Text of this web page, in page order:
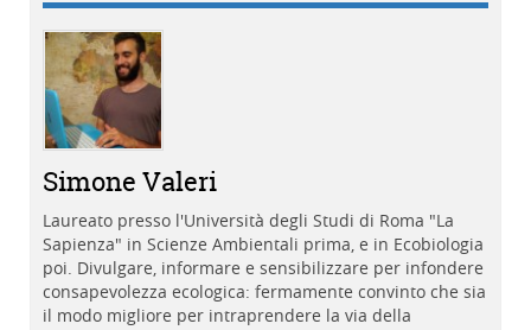
Simone Valeri
Laureato presso l'Università degli Studi di Roma "La
Sapienza" in Scienze Ambientali prima, e in Ecobiologia
poi. Divulgare, informare e sensibilizzare per infondere
consapevolezza ecologica: fermamente convinto che sia
il modo migliore per intraprendere la via della